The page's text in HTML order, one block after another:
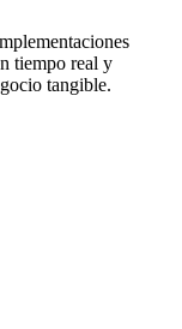
tiempo real y
tangible.